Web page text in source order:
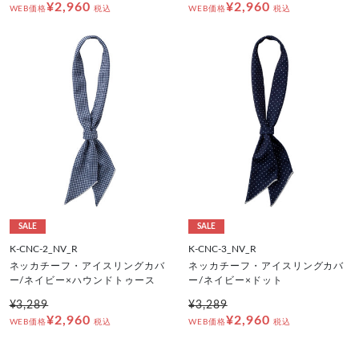
WEB価格¥2,960 税込 WEB価格¥2,960 税込
SALE
K-CNC-2_NV_R
ネッカチーフ・アイスリングカバ
ー/ネイビー×ハウンドトゥース
¥3,289
WEB価格¥2,960 税込
SALE
K-CNC-3_NV_R
ネッカチーフ・アイスリングカバ
ー/ネイビー×ドット
¥3,289
WEB価格¥2,960 税込